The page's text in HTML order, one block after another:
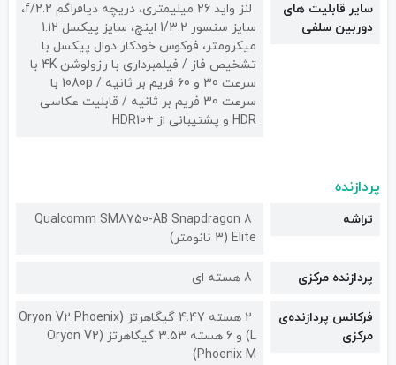
سایر قابلیت های
دوربین سلفی
لنز واید 26 میلیمتری، دریچه دیافراگم f/2.2،
سایز سنسور 1/3.2 اینچ، سایز پیکسل 1.12
میکرومتر، فوکوس خودکار دوال پیکسل با
تشخیص فاز / فیلمبرداری با رزولوشن 4K با
سرعت 30 و 60 فریم بر ثانیه / 1080p با
سرعت 30 فریم بر ثانیه / قابلیت عکاسی
HDR و پشتیبانی از +HDR10
پردازنده
تراشه
Qualcomm SM8750-AB Snapdragon 8
Elite (3 نانومتر)
پردازنده مرکزی 8 هسته ای
فرکانس پردازنده‌ی
مرکزی
2 هسته 4.47 گیگاهرتز (Oryon V2 Phoenix
L) و 6 هسته 3.53 گیگاهرتز (Oryon V2
Phoenix M)